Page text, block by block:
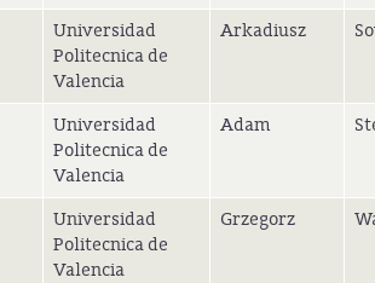
Universidad
Politecnica de
Valencia
Arkadiusz
Universidad
Politecnica de
Valencia
Adam
Universidad
Politecnica de
Valencia
Grzegorz